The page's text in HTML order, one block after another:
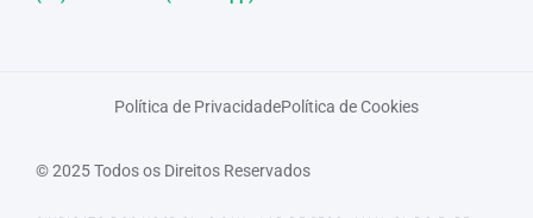
Política de PrivacidadePolítica de Cookies
© 2025 Todos os Direitos Reservados